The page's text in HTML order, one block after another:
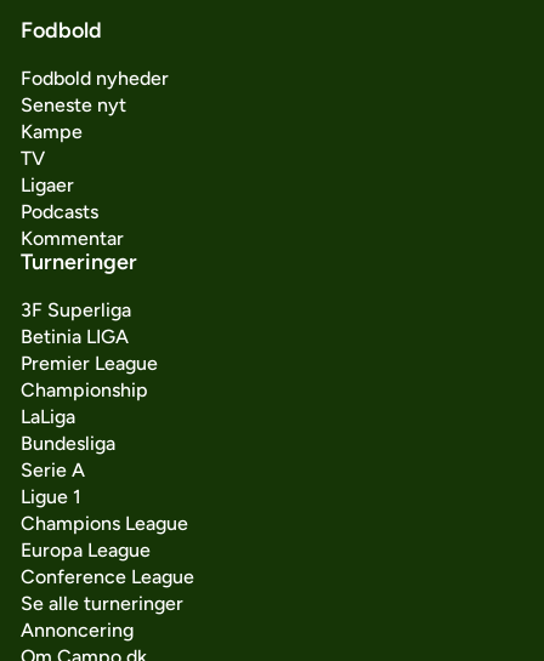
Fodbold
Fodbold nyheder
Seneste nyt
Kampe
TV
Ligaer
Podcasts
Kommentar
Turneringer
3F Superliga
Betinia LIGA
Premier League
Championship
LaLiga
Bundesliga
Serie A
Ligue 1
Champions League
Europa League
Conference League
Se alle turneringer
Annoncering